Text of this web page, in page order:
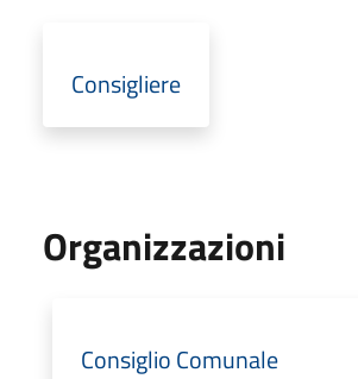
Consigliere
Organizzazioni
Consiglio Comunale